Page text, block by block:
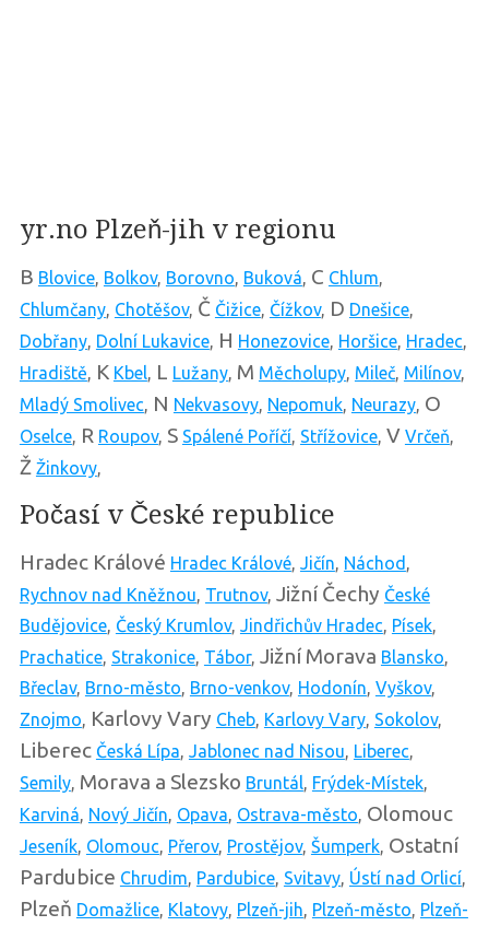
yr.no Plzeň-jih v regionu
B Blovice, Bolkov, Borovno, Buková, C Chlum,
Chlumčany, Chotěšov, Č Čižice, Čížkov, D Dnešice,
Dobřany, Dolní Lukavice, H Honezovice, Horšice, Hradec,
Hradiště, K Kbel, L Lužany, M Měcholupy, Mileč, Milínov,
Mladý Smolivec, N Nekvasovy, Nepomuk, Neurazy, O
Oselce, R Roupov, S Spálené Poříčí, Střížovice, V Vrčeň,
Ž Žinkovy,
Počasí v České republice
Hradec Králové Hradec Králové, Jičín, Náchod ,
Rychnov nad Kněžnou, Trutnov, Jižní Čechy České
Budějovice, Český Krumlov, Jindřichův Hradec, Písek,
Prachatice, Strakonice, Tábor, Jižní Morava Blansko,
Břeclav, Brno-město, Brno-venkov, Hodonín, Vyškov,
Znojmo, Karlovy Vary Cheb, Karlovy Vary, Sokolov,
Liberec Česká Lípa, Jablonec nad Nisou, Liberec,
Semily, Morava a Slezsko Bruntál, Frýdek-Místek,
Karviná, Nový Jičín, Opava, Ostrava-město, Olomouc
Jeseník, Olomouc, Přerov, Prostějov, Šumperk, Ostatní
Pardubice Chrudim, Pardubice, Svitavy, Ústí nad Orlicí,
Plzeň Domažlice, Klatovy, Plzeň-jih, Plzeň-město, Plzeň-